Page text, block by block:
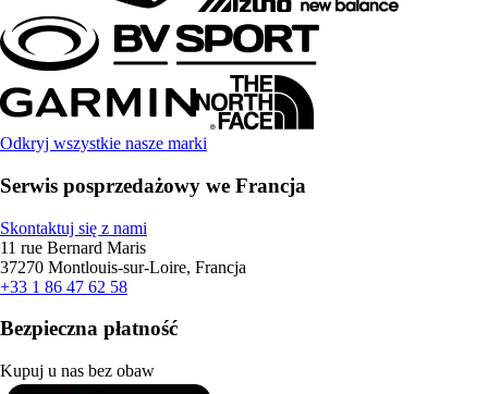
Odkryj wszystkie nasze marki
Serwis posprzedażowy we Francja
Skontaktuj się z nami
11 rue Bernard Maris
37270 Montlouis-sur-Loire, Francja
+33 1 86 47 62 58
Bezpieczna płatność
Kupuj u nas bez obaw